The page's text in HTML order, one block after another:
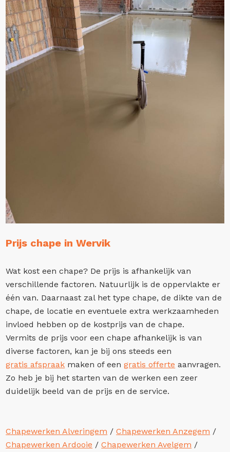
Prijs chape in Wervik
Wat kost een chape? De prijs is afhankelijk van
verschillende factoren. Natuurlijk is de oppervlakte er
één van. Daarnaast zal het type chape, de dikte van de
chape, de locatie en eventuele extra werkzaamheden
invloed hebben op de kostprijs van de chape.
Vermits de prijs voor een chape afhankelijk is van
diverse factoren, kan je bij ons steeds een
gratis afspraak maken of eengratis offerte aanvragen.
Zo heb je bij het starten van de werken een zeer
duidelijk beeld van de prijs en de service.
Chapewerken Alveringem /Chapewerken Anzegem /
Chapewerken Ardooie /Chapewerken Avelgem /